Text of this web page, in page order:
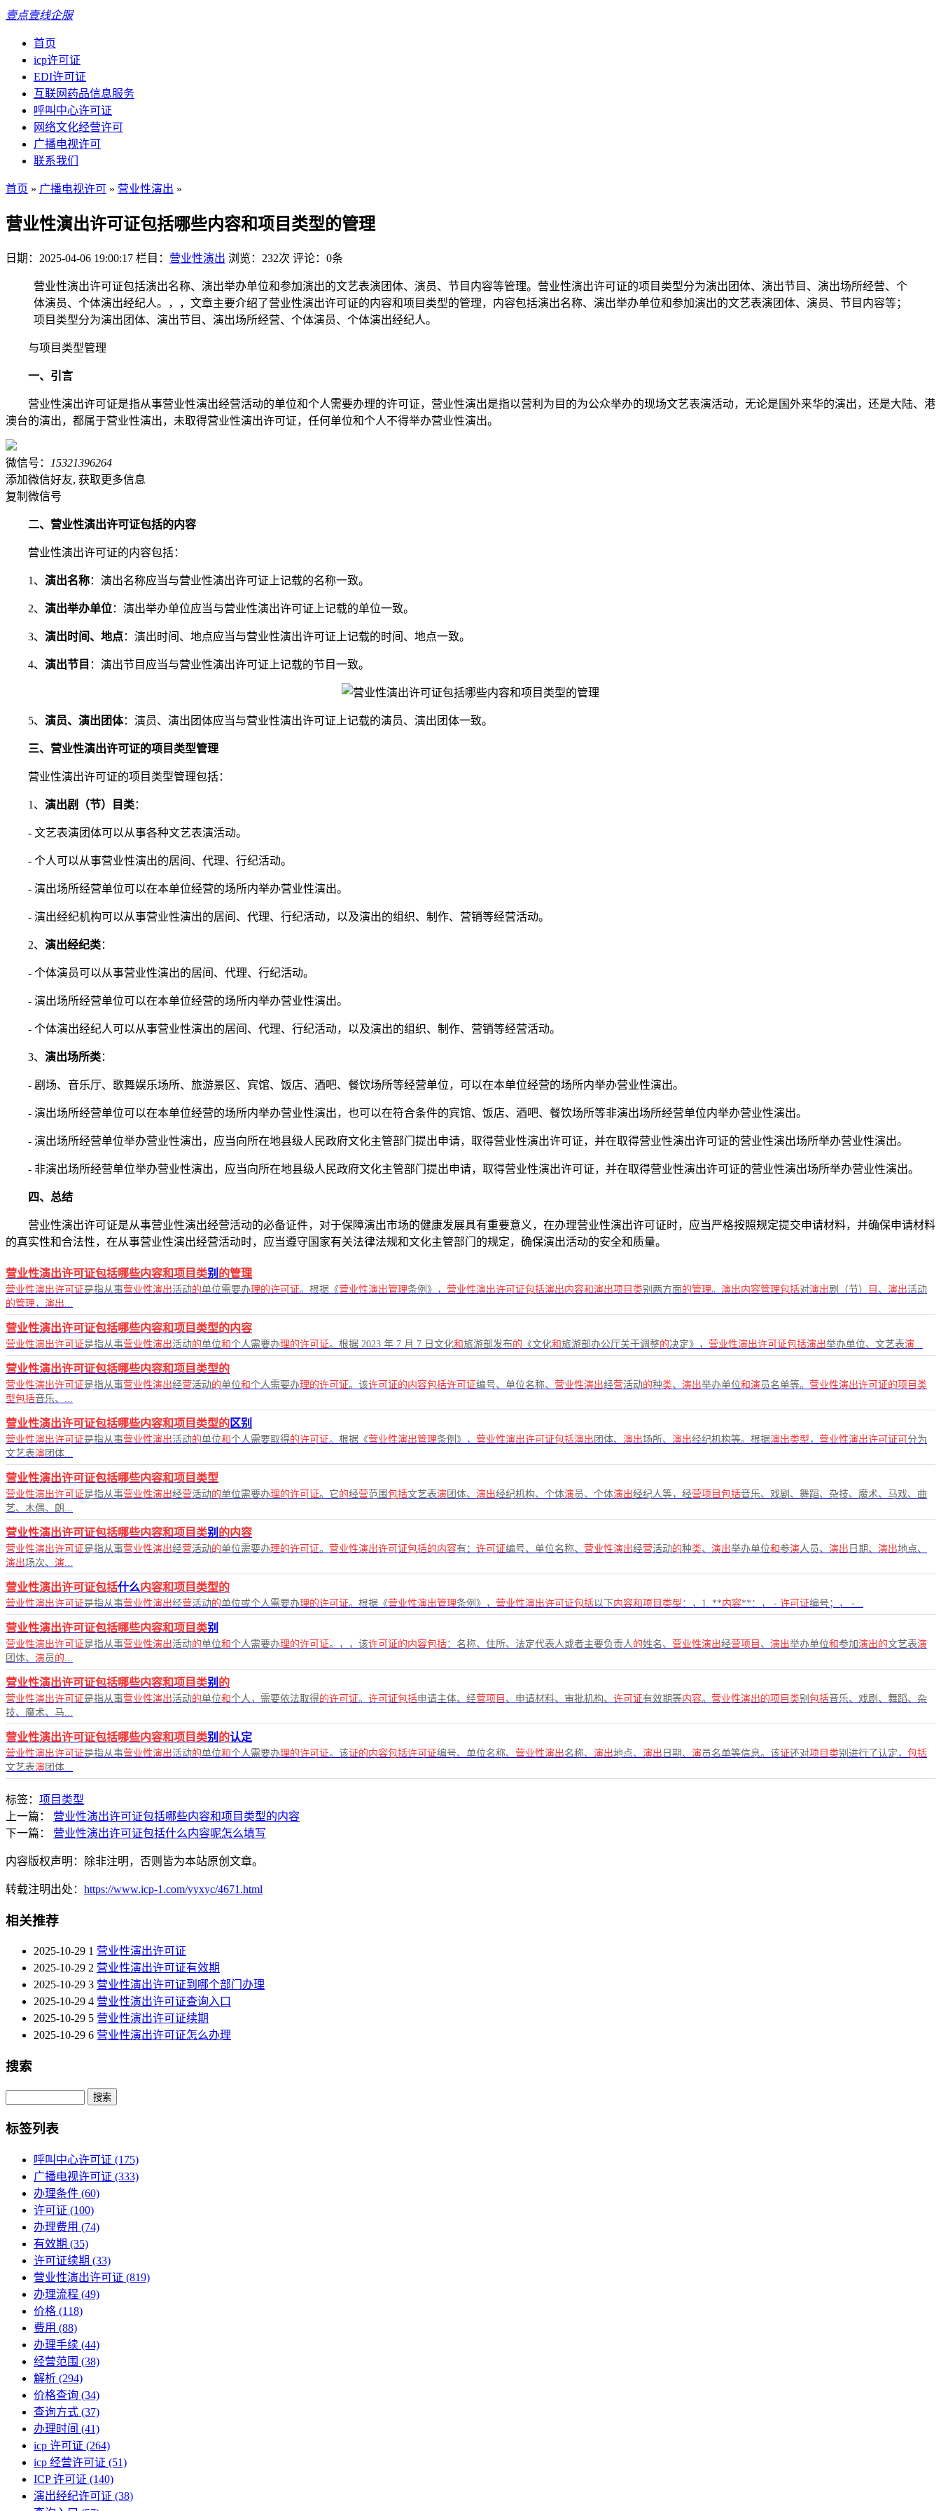
壹点壹线企服
首页
icp许可证
EDI许可证
互联网药品信息服务
呼叫中心许可证
网络文化经营许可
广播电视许可
联系我们
首页 » 广播电视许可 » 营业性演出 »
营业性演出许可证包括哪些内容和项目类型的管理
日期：2025-04-06 19:00:17 栏目： 营业性演出 浏览：232次 评论：0条
营业性演出许可证包括演出名称、演出举办单位和参加演出的文艺表演团体、演员、节目内容等管理。营业性演出许可证的项目类型分为演出团体、演出节目、演出场所经营、个
体演员、个体演出经纪人。，，文章主要介绍了营业性演出许可证的内容和项目类型的管理，内容包括演出名称、演出举办单位和参加演出的文艺表演团体、演员、节目内容等；
项目类型分为演出团体、演出节目、演出场所经营、个体演员、个体演出经纪人。
与项目类型管理
一、引言
营业性演出许可证是指从事营业性演出经营活动的单位和个人需要办理的许可证，营业性演出是指以营利为目的为公众举办的现场文艺表演活动，无论是国外来华的演出，还是大陆、港
澳台的演出，都属于营业性演出，未取得营业性演出许可证，任何单位和个人不得举办营业性演出。
微信号：
15321396264
添加微信好友, 获取更多信息
复制微信号
二、营业性演出许可证包括的内容
营业性演出许可证的内容包括：
1、 演出名称：演出名称应当与营业性演出许可证上记载的名称一致。
2、 演出举办单位：演出举办单位应当与营业性演出许可证上记载的单位一致。
3、 演出时间、地点：演出时间、地点应当与营业性演出许可证上记载的时间、地点一致。
4、 演出节目 ：演出节目应当与营业性演出许可证上记载的节目一致。
5、 演员、演出团体：演员、演出团体应当与营业性演出许可证上记载的演员、演出团体一致。
三、营业性演出许可证的项目类型管理
营业性演出许可证的项目类型管理包括：
1、 演出剧（节）目类：
- 文艺表演团体可以从事各种文艺表演活动。
- 个人可以从事营业性演出的居间、代理、行纪活动。
- 演出场所经营单位可以在本单位经营的场所内举办营业性演出。
- 演出经纪机构可以从事营业性演出的居间、代理、行纪活动，以及演出的组织、制作、营销等经营活动。
2、 演出经纪类：
- 个体演员可以从事营业性演出的居间、代理、行纪活动。
- 演出场所经营单位可以在本单位经营的场所内举办营业性演出。
- 个体演出经纪人可以从事营业性演出的居间、代理、行纪活动，以及演出的组织、制作、营销等经营活动。
3、 演出场所类：
- 剧场、音乐厅、歌舞娱乐场所、旅游景区、宾馆、饭店、酒吧、餐饮场所等经营单位，可以在本单位经营的场所内举办营业性演出。
- 演出场所经营单位可以在本单位经营的场所内举办营业性演出，也可以在符合条件的宾馆、饭店、酒吧、餐饮场所等非演出场所经营单位内举办营业性演出。
- 演出场所经营单位举办营业性演出，应当向所在地县级人民政府文化主管部门提出申请，取得营业性演出许可证，并在取得营业性演出许可证的营业性演出场所举办营业性演出。
- 非演出场所经营单位举办营业性演出，应当向所在地县级人民政府文化主管部门提出申请，取得营业性演出许可证，并在取得营业性演出许可证的营业性演出场所举办营业性演出。
四、总结
营业性演出许可证是从事营业性演出经营活动的必备证件，对于保障演出市场的健康发展具有重要意义，在办理营业性演出许可证时，应当严格按照规定提交申请材料，并确保申请材料
的真实性和合法性，在从事营业性演出经营活动时，应当遵守国家有关法律法规和文化主管部门的规定，确保演出活动的安全和质量。
营业性演出许可证包括哪些内容和项目类别 的管理
营业性演出许可证是指从事营业性演出活动的单位需要办理的许可证。根据《营业性演出管理条例》， 营业性演出许可证包括演出内容和演出项目类别两方面的管理。 演出内容管理包括对演出剧（节） 目 、 演出活动
的管理 ， 演出
营业性演出许可证包括哪些内容和项目类型的内容
营业性演出许可证是指从事营业性演出活动的单位和个人需要办理的许可证。根据 2023 年 7 月 7 日文化和旅游部发布的 《文化和旅游部办公厅关于调整的决定》， 营业性演出许可证包括演出举办单位、文艺表演
营业性演出许可证包括哪些内容和项目类型的
营业性演出许可证是指从事营业性演出经营活动的单位和个人需要办理的许可证。该许可证的内容包括许可证编号、单位名称、 营业性演出经营活动的种类、 演出举办单位和演 员名单等。 营业性演出许可证的项目类
型包括音乐、...
营业性演出许可证包括哪些内容和项目类型的区别
营业性演出许可证是指从事营业性演出活动的单位和个人需要取得的许可证。根据《营业性演出管理条例》， 营业性演出许可证包括演出 团体、 演出场所、 演出经纪机构等。根据演出类型 ， 营业性演出许可证可 分为
文艺表演 团体...
营业性演出许可证包括哪些内容和项目类型
营业性演出许可证是指从事营业性演出经营活动的单位需要办理的许可证。它的经营范围 包括文艺表演 团体、 演出经纪机构、个体演 员、个体演出经纪人等，经营项目包括音乐、戏剧、舞蹈、杂技、魔术、马戏、曲
艺、木偶、朗...
营业性演出许可证包括哪些内容和项目类别 的内容
营业性演出许可证是指从事营业性演出经营活动的单位需要办理的许可证。 营业性演出许可证包括的内容有： 许可证编号、单位名称、 营业性演出经营活动的种类、 演出举办单位和参演 人员、 演出 日期、 演出地点、
演出场次、 演
营业性演出许可证包括什么内容和项目类型的
营业性演出许可证是指从事营业性演出经营活动的单位或个人需要办理的许可证。根据《营业性演出管理条例》， 营业性演出许可证包括以下内容和项目类型 ：，1. **内容**：， - 许可证编号；， -...
营业性演出许可证包括哪些内容和项目类别
营业性演出许可证是指从事营业性演出活动的单位和个人需要办理的许可证。，，该许可证的内容包括：名称、住所、法定代表人或者主要负责人 的姓名、 营业性演出经营项目 、 演出举办单位和参加演出的文艺表演
团体、 演 员 的
营业性演出许可证包括哪些内容和项目类别 的
营业性演出许可证是指从事营业性演出活动的单位和个人，需要依法取得的许可证。 许可证包括申请主体、经营项目 、申请材料、审批机构、 许可证有效期等内容。 营业性演出的项目类别 包括音乐、戏剧、舞蹈、杂
技、魔术、马...
营业性演出许可证包括哪些内容和项目类别 的认定
营业性演出许可证是指从事营业性演出活动的单位和个人需要办理的许可证。该证的内容包括许可证编号、单位名称、 营业性演出名称、 演出地点、 演出 日期、 演 员名单等信息。该证还对项目类别进行了认定， 包括
文艺表演 团体...
标签： 项目类型
上一篇：
营业性演出许可证包括哪些内容和项目类型的内容
下一篇：
营业性演出许可证包括什么内容呢怎么填写
内容版权声明：除非注明，否则皆为本站原创文章。
转载注明出处： https://www.icp-1.com/yyxyc/4671.html
相关推荐
2025-10-29 1 营业性演出许可证
2025-10-29 2 营业性演出许可证有效期
2025-10-29 3 营业性演出许可证到哪个部门办理
2025-10-29 4 营业性演出许可证查询入口
2025-10-29 5 营业性演出许可证续期
2025-10-29 6 营业性演出许可证怎么办理
搜索
Search
标签列表
呼叫中心许可证 (175)
广播电视许可证 (333)
办理条件 (60)
许可证 (100)
办理费用 (74)
有效期 (35)
许可证续期 (33)
营业性演出许可证 (819)
办理流程 (49)
价格 (118)
费用 (88)
办理手续 (44)
经营范围 (38)
解析 (294)
价格查询 (34)
查询方式 (37)
办理时间 (41)
icp 许可证 (264)
icp 经营许可证 (51)
ICP 许可证 (140)
演出经纪许可证 (38)